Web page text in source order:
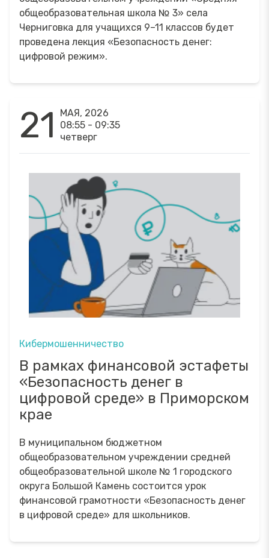
общеобразовательная школа № 3» села
Черниговка для учащихся 9–11 классов будет
проведена лекция «Безопасность денег:
цифровой режим».
21
МАЯ, 2026
08:55 - 09:35
четверг
Кибермошенничество
В рамках финансовой эстафеты
«Безопасность денег в
цифровой среде» в Приморском
крае
В муниципальном бюджетном
общеобразовательном учреждении средней
общеобразовательной школе № 1 городского
округа Большой Камень состоится урок
финансовой грамотности «Безопасность денег
в цифровой среде» для школьников.